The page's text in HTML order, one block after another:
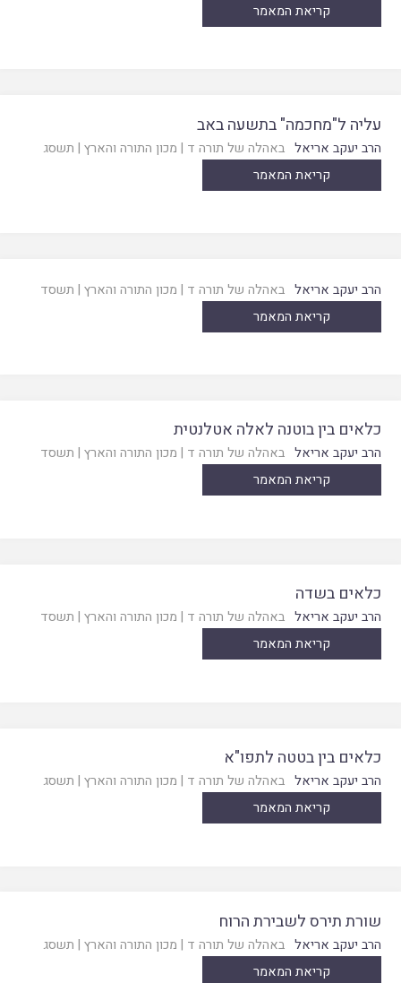
קריאת המאמר
עליה ל"מחכמה" בתשעה באב
הרב יעקב אריאל באהלה של תורה ד | מכון התורה והארץ | תשסג
קריאת המאמר
הרב יעקב אריאל באהלה של תורה ד | מכון התורה והארץ | תשסד
קריאת המאמר
כלאים בין בוטנה לאלה אטלנטית
הרב יעקב אריאל באהלה של תורה ד | מכון התורה והארץ | תשסד
קריאת המאמר
כלאים בשדה
הרב יעקב אריאל באהלה של תורה ד | מכון התורה והארץ | תשסד
קריאת המאמר
כלאים בין בטטה לתפו"א
הרב יעקב אריאל באהלה של תורה ד | מכון התורה והארץ | תשסג
קריאת המאמר
שורת תירס לשבירת הרוח
הרב יעקב אריאל באהלה של תורה ד | מכון התורה והארץ | תשסג
קריאת המאמר